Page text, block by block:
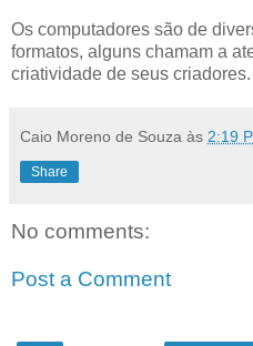
Os computadores são de
formatos, alguns chamam a
criatividade de seus criadores.
Caio Moreno de Souza às 2:19
Share
No comments:
Post a Comment